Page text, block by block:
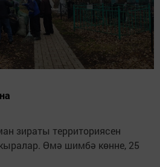
зираты территориясен
Өмә шимбә көнне, 25